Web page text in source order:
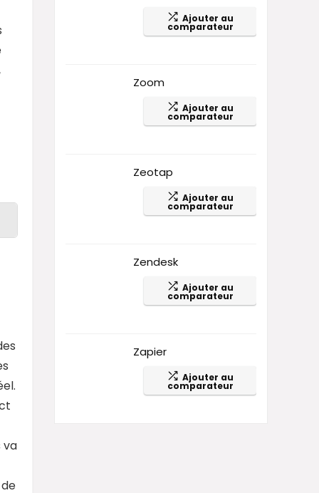
va
Ajouter au
comparateur
Zoom
Ajouter au
comparateur
Zeotap
Ajouter au
comparateur
Zendesk
Ajouter au
comparateur
Zapier
Ajouter au
comparateur